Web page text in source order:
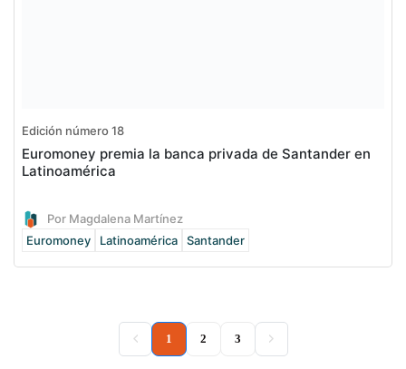
Edición número 18
Euromoney premia la banca privada de Santander en
Latinoamérica
Por Magdalena Martínez
Euromoney
Latinoamérica Santander
1 (current)
2 3